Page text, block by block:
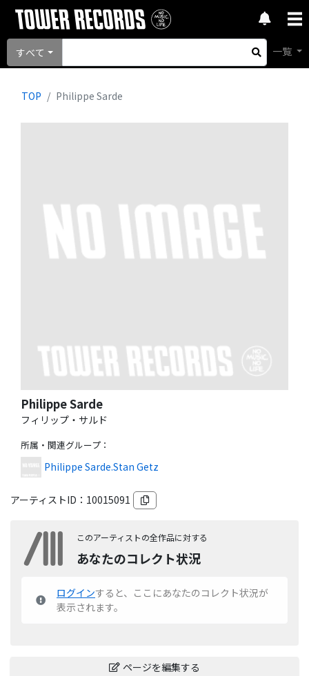
すべて 一覧
TOP Philippe Sarde
Philippe Sarde
フィリップ・サルド
所属・関連グループ ：
Philippe Sarde.Stan Getz
アーティストID： 10015091
このアーティストの全作品に対する
あなたのコレクト状況
ログインすると、ここにあなたのコレクト状況が
表示されます。
ページを編集する